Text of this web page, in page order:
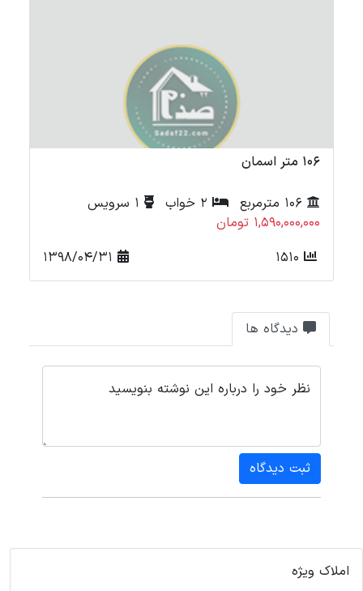
106 متر اسمان
1,590,000,000 تومان
دیدگاه ها
نظر خود را درباره این نوشته بنویسید
ثبت دیدگاه
املاک ویژه